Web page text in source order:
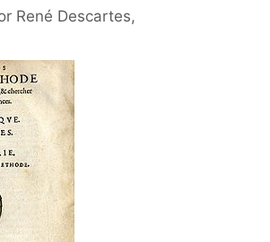
René Descartes,